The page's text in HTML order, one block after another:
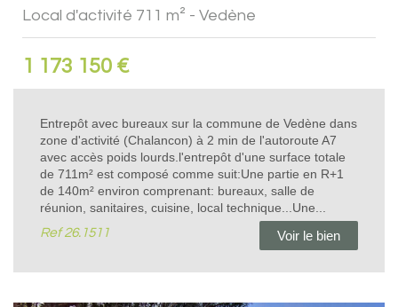
Local d'activité 711 m² - Vedène
1 173 150 €
Entrepôt avec bureaux sur la commune de Vedène dans
zone d'activité (Chalancon) à 2 min de l'autoroute A7
avec accès poids lourds.l'entrepôt d'une surface totale
de 711m² est composé comme suit:Une partie en R+1
de 140m² environ comprenant: bureaux, salle de
réunion, sanitaires, cuisine, local technique...Une...
Ref26.1511 Voir le bien